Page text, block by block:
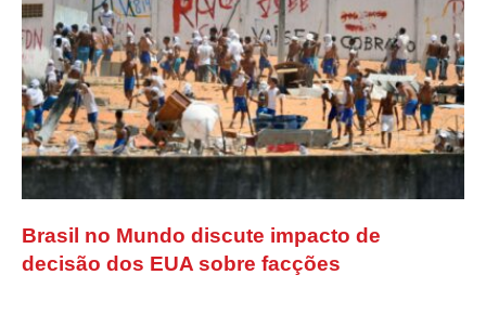
Brasil no Mundo discute impacto de
decisão dos EUA sobre facções